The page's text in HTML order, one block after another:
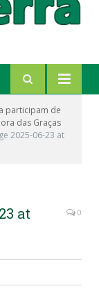
participam de
das Graças
2025-06-23 at
at
0